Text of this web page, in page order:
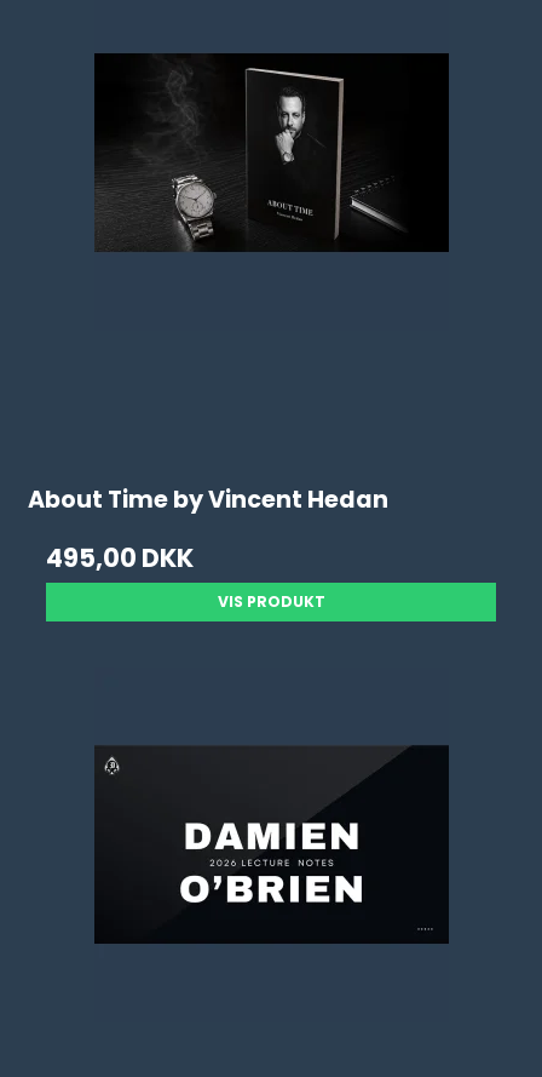
About Time by Vincent Hedan
495,00 DKK
VIS PRODUKT